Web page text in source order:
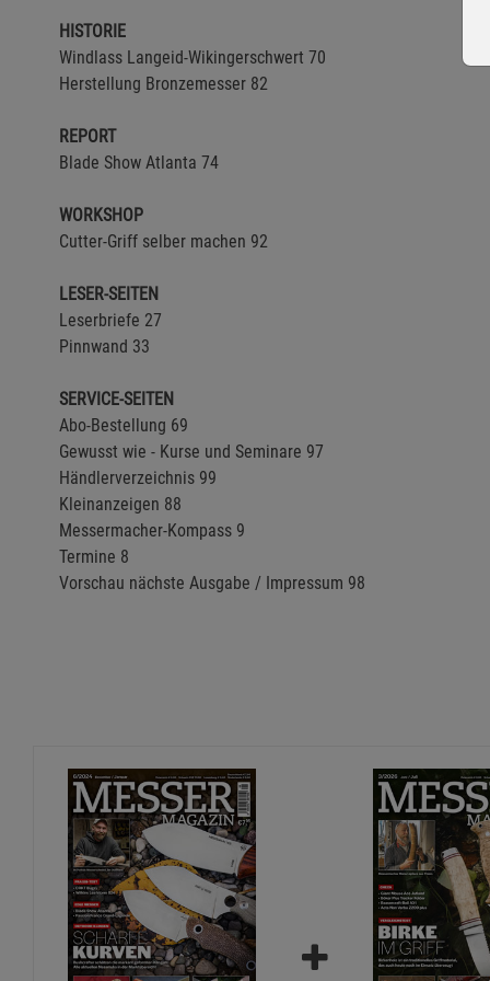
HISTORIE
Windlass Langeid-Wikingerschwert 70
Herstellung Bronzemesser 82
REPORT
Blade Show Atlanta 74
WORKSHOP
Cutter-Griff selber machen 92
LESER-SEITEN
Leserbriefe 27
Pinnwand 33
SERVICE-SEITEN
Abo-Bestellung 69
Gewusst wie - Kurse und Seminare 97
Händlerverzeichnis 99
Kleinanzeigen 88
Messermacher-Kompass 9
Termine 8
Vorschau nächste Ausgabe / Impressum 98